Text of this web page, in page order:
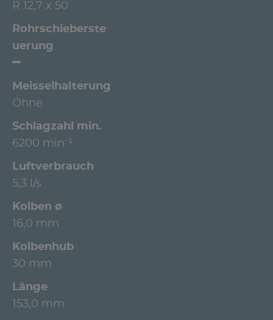
R 12,7 x 50
Rohrschieberste
uerung
Meisselhalterung
Ohne
Schlagzahl min.
6200 min⁻¹
Luftverbrauch
5,3 l/s
Kolben ø
16,0 mm
Kolbenhub
30 mm
Länge
153,0 mm